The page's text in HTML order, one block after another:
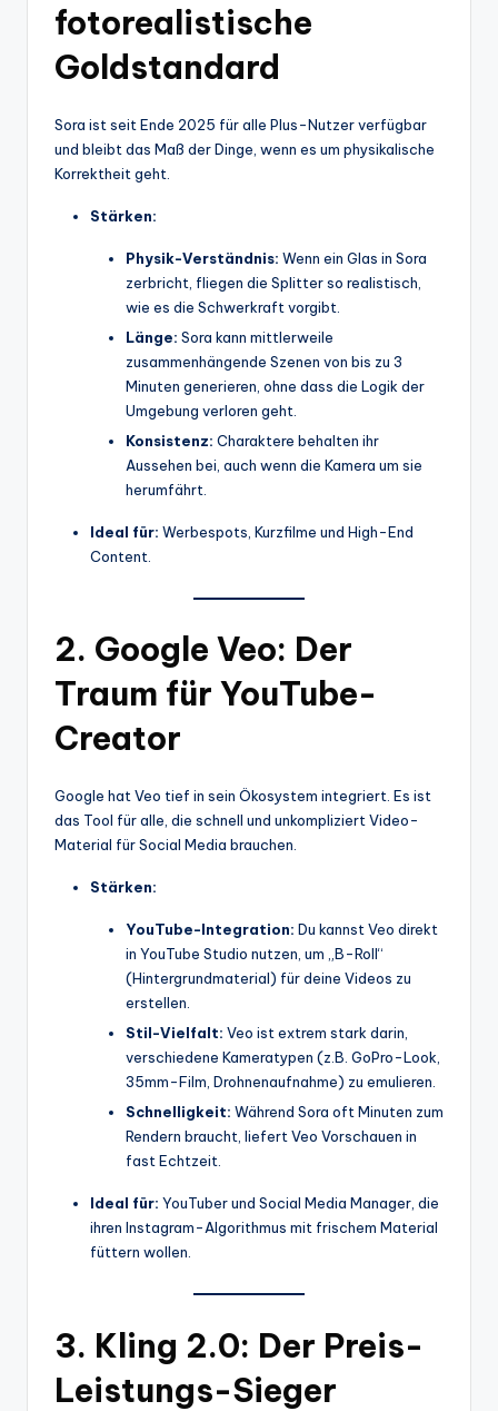
fotorealistische
Goldstandard
Sora ist seit Ende 2025 für alle Plus-Nutzer verfügbar
und bleibt das Maß der Dinge, wenn es um physikalische
Korrektheit geht.
Stärken:
Physik-Verständnis: Wenn ein Glas in Sora
zerbricht, fliegen die Splitter so realistisch,
wie es die Schwerkraft vorgibt.
Länge: Sora kann mittlerweile
zusammenhängende Szenen von bis zu 3
Minuten generieren, ohne dass die Logik der
Umgebung verloren geht.
Konsistenz: Charaktere behalten ihr
Aussehen bei, auch wenn die Kamera um sie
herumfährt.
Ideal für: Werbespots, Kurzfilme und High-End
Content.
2. Google Veo: Der
Traum für YouTube-
Creator
Google hat Veo tief in sein Ökosystem integriert. Es ist
das Tool für alle, die schnell und unkompliziert Video-
Material für Social Media brauchen.
Stärken:
YouTube-Integration: Du kannst Veo direkt
in YouTube Studio nutzen, um „B-Roll“
(Hintergrundmaterial) für deine Videos zu
erstellen.
Stil-Vielfalt: Veo ist extrem stark darin,
verschiedene Kameratypen (z.B. GoPro-Look,
35mm-Film, Drohnenaufnahme) zu emulieren.
Schnelligkeit: Während Sora oft Minuten zum
Rendern braucht, liefert Veo Vorschauen in
fast Echtzeit.
Ideal für: YouTuber und Social Media Manager, die
ihren Instagram-Algorithmus mit frischem Material
füttern wollen.
3. Kling 2.0: Der Preis-
Leistungs-Sieger